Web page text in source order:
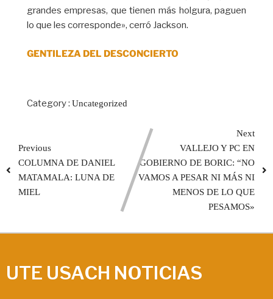
grandes empresas, que tienen más holgura, paguen
lo que les corresponde», cerró Jackson.
GENTILEZA DEL DESCONCIERTO
Category : Uncategorized
Previous
COLUMNA DE DANIEL
MATAMALA: LUNA DE
MIEL
Next
VALLEJO Y PC EN
GOBIERNO DE BORIC: “NO
VAMOS A PESAR NI MÁS NI
MENOS DE LO QUE
PESAMOS»
UTE USACH NOTICIAS